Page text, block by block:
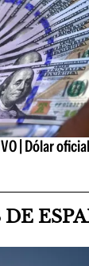
| Dólar